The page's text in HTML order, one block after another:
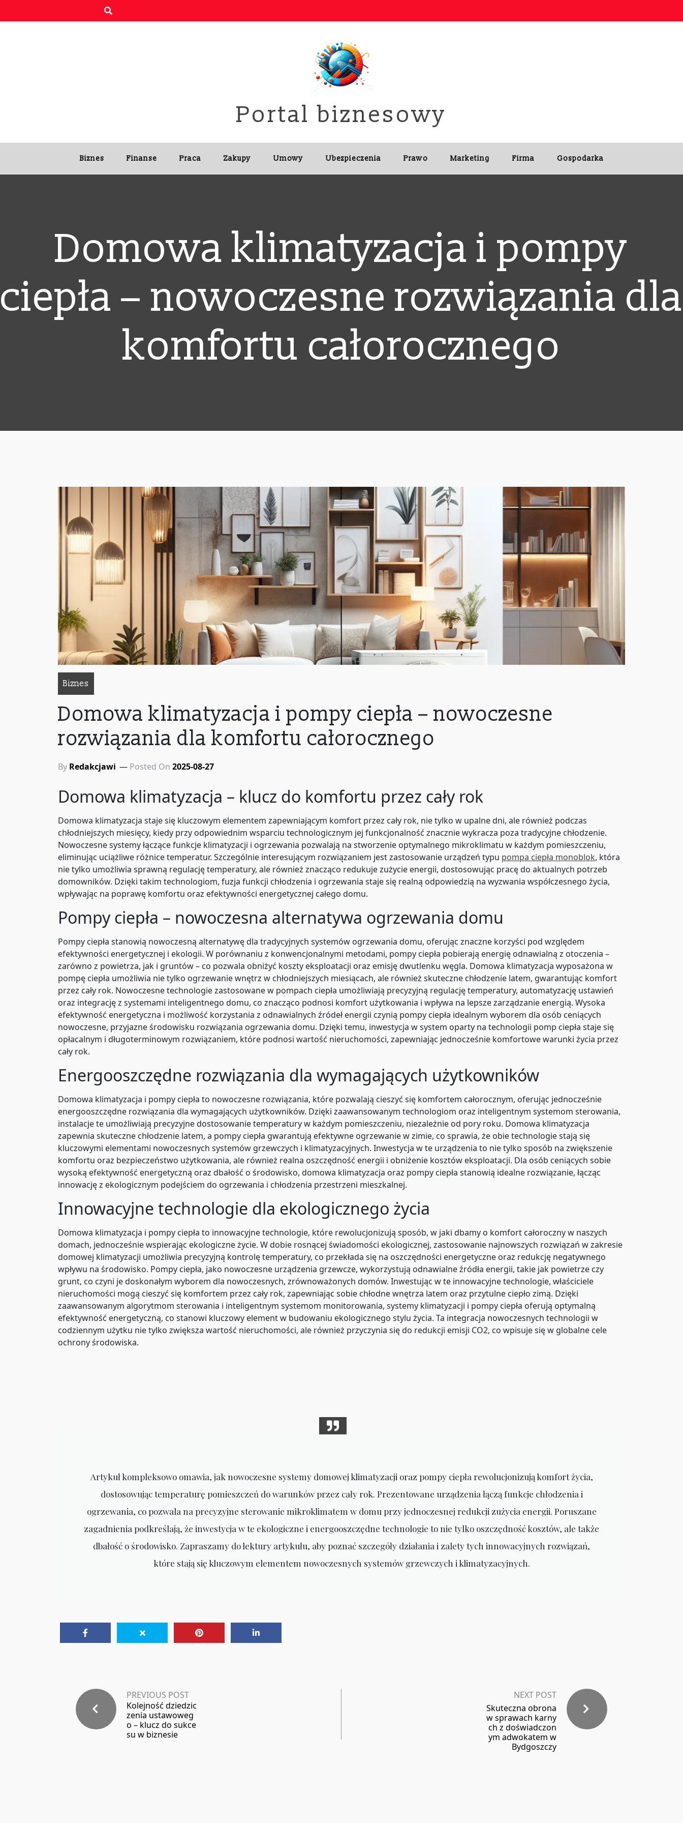
Portal biznesowy
Biznes Finanse Praca Zakupy Umowy Ubezpieczenia Prawo Marketing Firma Gospodarka
Domowa klimatyzacja i pompy
ciepła – nowoczesne rozwiązania dla
komfortu całorocznego
Biznes
Domowa klimatyzacja i pompy ciepła – nowoczesne
rozwiązania dla komfortu całorocznego
By Redakcjawi Posted On 2025-08-27
Domowa klimatyzacja – klucz do komfortu przez cały rok
Domowa klimatyzacja staje się kluczowym elementem zapewniającym komfort przez cały rok, nie tylko w upalne dni, ale również podczas
chłodniejszych miesięcy, kiedy przy odpowiednim wsparciu technologicznym jej funkcjonalność znacznie wykracza poza tradycyjne chłodzenie.
Nowoczesne systemy łączące funkcje klimatyzacji i ogrzewania pozwalają na stworzenie optymalnego mikroklimatu w każdym pomieszczeniu,
eliminując uciążliwe różnice temperatur. Szczególnie interesującym rozwiązaniem jest zastosowanie urządzeń typu pompa ciepła monoblok, która
nie tylko umożliwia sprawną regulację temperatury, ale również znacząco redukuje zużycie energii, dostosowując pracę do aktualnych potrzeb
domowników. Dzięki takim technologiom, fuzja funkcji chłodzenia i ogrzewania staje się realną odpowiedzią na wyzwania współczesnego życia,
wpływając na poprawę komfortu oraz efektywności energetycznej całego domu.
Pompy ciepła – nowoczesna alternatywa ogrzewania domu
Pompy ciepła stanowią nowoczesną alternatywę dla tradycyjnych systemów ogrzewania domu, oferując znaczne korzyści pod względem
efektywności energetycznej i ekologii. W porównaniu z konwencjonalnymi metodami, pompy ciepła pobierają energię odnawialną z otoczenia –
zarówno z powietrza, jak i gruntów – co pozwala obniżyć koszty eksploatacji oraz emisję dwutlenku węgla. Domowa klimatyzacja wyposażona w
pompę ciepła umożliwia nie tylko ogrzewanie wnętrz w chłodniejszych miesiącach, ale również skuteczne chłodzenie latem, gwarantując komfort
przez cały rok. Nowoczesne technologie zastosowane w pompach ciepła umożliwiają precyzyjną regulację temperatury, automatyzację ustawień
oraz integrację z systemami inteligentnego domu, co znacząco podnosi komfort użytkowania i wpływa na lepsze zarządzanie energią. Wysoka
efektywność energetyczna i możliwość korzystania z odnawialnych źródeł energii czynią pompy ciepła idealnym wyborem dla osób ceniących
nowoczesne, przyjazne środowisku rozwiązania ogrzewania domu. Dzięki temu, inwestycja w system oparty na technologii pomp ciepła staje się
opłacalnym i długoterminowym rozwiązaniem, które podnosi wartość nieruchomości, zapewniając jednocześnie komfortowe warunki życia przez
cały rok.
Energooszczędne rozwiązania dla wymagających użytkowników
Domowa klimatyzacja i pompy ciepła to nowoczesne rozwiązania, które pozwalają cieszyć się komfortem całorocznym, oferując jednocześnie
energooszczędne rozwiązania dla wymagających użytkowników. Dzięki zaawansowanym technologiom oraz inteligentnym systemom sterowania,
instalacje te umożliwiają precyzyjne dostosowanie temperatury w każdym pomieszczeniu, niezależnie od pory roku. Domowa klimatyzacja
zapewnia skuteczne chłodzenie latem, a pompy ciepła gwarantują efektywne ogrzewanie w zimie, co sprawia, że obie technologie stają się
kluczowymi elementami nowoczesnych systemów grzewczych i klimatyzacyjnych. Inwestycja w te urządzenia to nie tylko sposób na zwiększenie
komfortu oraz bezpieczeństwo użytkowania, ale również realna oszczędność energii i obniżenie kosztów eksploatacji. Dla osób ceniących sobie
wysoką efektywność energetyczną oraz dbałość o środowisko, domowa klimatyzacja oraz pompy ciepła stanowią idealne rozwiązanie, łącząc
innowację z ekologicznym podejściem do ogrzewania i chłodzenia przestrzeni mieszkalnej.
Innowacyjne technologie dla ekologicznego życia
Domowa klimatyzacja i pompy ciepła to innowacyjne technologie, które rewolucjonizują sposób, w jaki dbamy o komfort całoroczny w naszych
domach, jednocześnie wspierając ekologiczne życie. W dobie rosnącej świadomości ekologicznej, zastosowanie najnowszych rozwiązań w zakresie
domowej klimatyzacji umożliwia precyzyjną kontrolę temperatury, co przekłada się na oszczędności energetyczne oraz redukcję negatywnego
wpływu na środowisko. Pompy ciepła, jako nowoczesne urządzenia grzewcze, wykorzystują odnawialne źródła energii, takie jak powietrze czy
grunt, co czyni je doskonałym wyborem dla nowoczesnych, zrównoważonych domów. Inwestując w te innowacyjne technologie, właściciele
nieruchomości mogą cieszyć się komfortem przez cały rok, zapewniając sobie chłodne wnętrza latem oraz przytulne ciepło zimą. Dzięki
zaawansowanym algorytmom sterowania i inteligentnym systemom monitorowania, systemy klimatyzacji i pompy ciepła oferują optymalną
efektywność energetyczną, co stanowi kluczowy element w budowaniu ekologicznego stylu życia. Ta integracja nowoczesnych technologii w
codziennym użytku nie tylko zwiększa wartość nieruchomości, ale również przyczynia się do redukcji emisji CO2, co wpisuje się w globalne cele
ochrony środowiska.
Artykuł kompleksowo omawia, jak nowoczesne systemy domowej klimatyzacji oraz pompy ciepła rewolucjonizują komfort życia,
dostosowując temperaturę pomieszczeń do warunków przez cały rok. Prezentowane urządzenia łączą funkcje chłodzenia i
ogrzewania, co pozwala na precyzyjne sterowanie mikroklimatem w domu przy jednoczesnej redukcji zużycia energii. Poruszane
zagadnienia podkreślają, że inwestycja w te ekologiczne i energooszczędne technologie to nie tylko oszczędność kosztów, ale także
dbałość o środowisko. Zapraszamy do lektury artykułu, aby poznać szczegóły działania i zalety tych innowacyjnych rozwiązań,
które stają się kluczowym elementem nowoczesnych systemów grzewczych i klimatyzacyjnych.
PREVIOUS POST
Kolejność dziedzic
zenia ustawoweg
o – klucz do sukce
su w biznesie
NEXT POST
Skuteczna obrona
w sprawach karny
ch z doświadczon
ym adwokatem w
Bydgoszczy